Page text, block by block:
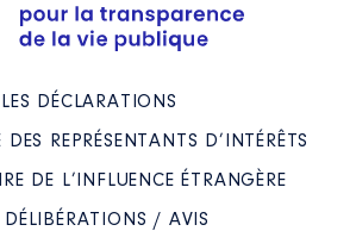
LES DÉCLARATIONS
DES REPRÉSENTANTS D’INTÉRÊTS
DE L’INFLUENCE ÉTRANGÈRE
DÉLIBÉRATIONS / AVIS